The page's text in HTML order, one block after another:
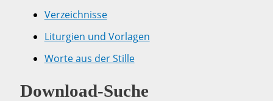
Verzeichnisse
Liturgien und Vorlagen
Worte aus der Stille
Download-Suche